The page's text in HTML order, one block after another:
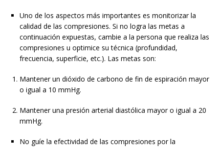
Uno de los aspectos más importantes es monitorizar la
calidad de las compresiones. Si no logra las metas a
continuación expuestas, cambie a la persona que realiza las
compresiones u optimice su técnica (profundidad,
frecuencia, superficie, etc.). Las metas son:
Mantener un dióxido de carbono de fin de espiración mayor
o igual a 10 mmHg.
Mantener una presión arterial diastólica mayor o igual a 20
mmHg.
No guíe la efectividad de las compresiones por la